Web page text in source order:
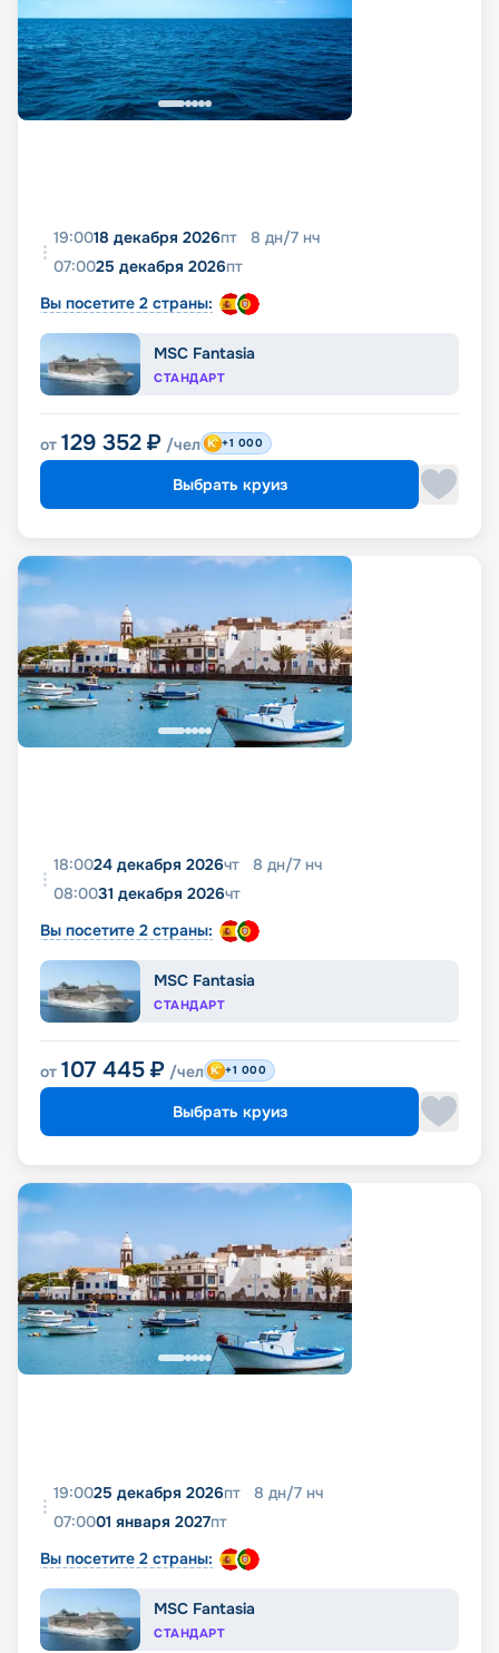
19:0018 декабря 2026пт 8 дн/7 нч
07:0025 декабря 2026пт
Вы посетите 2 страны:
MSC Fantasia
СТАНДАРТ
от 129 352 ₽ /чел +1 000
Выбрать круиз
18:0024 декабря 2026чт 8 дн/7 нч
08:0031 декабря 2026чт
Вы посетите 2 страны:
MSC Fantasia
СТАНДАРТ
от 107 445 ₽ /чел +1 000
Выбрать круиз
19:0025 декабря 2026пт 8 дн/7 нч
07:0001 января 2027пт
Вы посетите 2 страны:
MSC Fantasia
СТАНДАРТ